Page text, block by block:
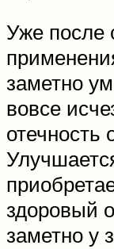
Уже после
заметно
вовсе
отечность
здоровый
заметно у